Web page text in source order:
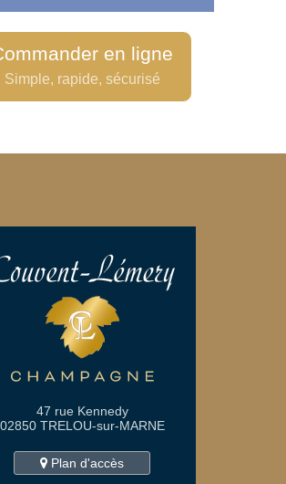
en ligne
Simple, rapide, sécurisé
47 rue Kennedy
02850 TRELOU-sur-MARNE
Plan d'accès